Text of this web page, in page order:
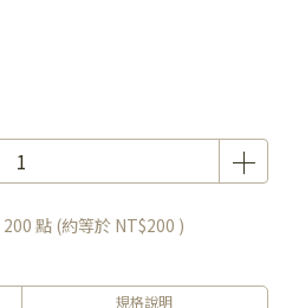
200 點 (約等於 NT$200 )
規格說明